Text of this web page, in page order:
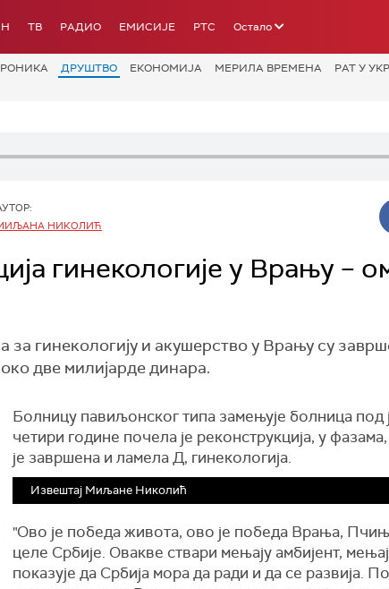
ТВ РАДИО ЕМИСИЈЕ РТС Остало
ДРУШТВО ЕКОНОМИЈА МЕРИЛА ВРЕМЕНА РАТ У
НИКОЛИЋ
гинекологије у Врању –
гинекологију и акушерство у Врању су
две милијарде динара.
Болницу павиљонског типа замењује болница
четири године почела је реконструкција, у
је завршена и ламела Д, гинекологија.
Извештај Миљане Николић
"Ово је победа живота, ово је победа Врања,
целе Србије. Овакве ствари мењају амбијент,
показује да Србија мора да ради и да се развија.